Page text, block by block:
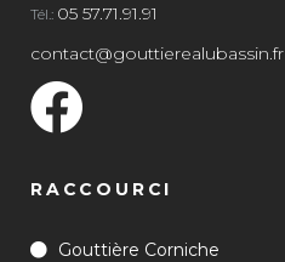
Tél.: 05 57.71.91.91
contact@gouttierealubassin.fr
RACCOURCI
Gouttière Corniche